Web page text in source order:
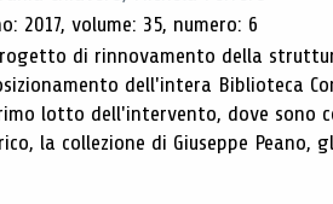
2017, volume: 35, numero: 6
di rinnovamento della
dell'intera Biblioteca
lotto dell'intervento, dove sono
la collezione di Giuseppe Peano,